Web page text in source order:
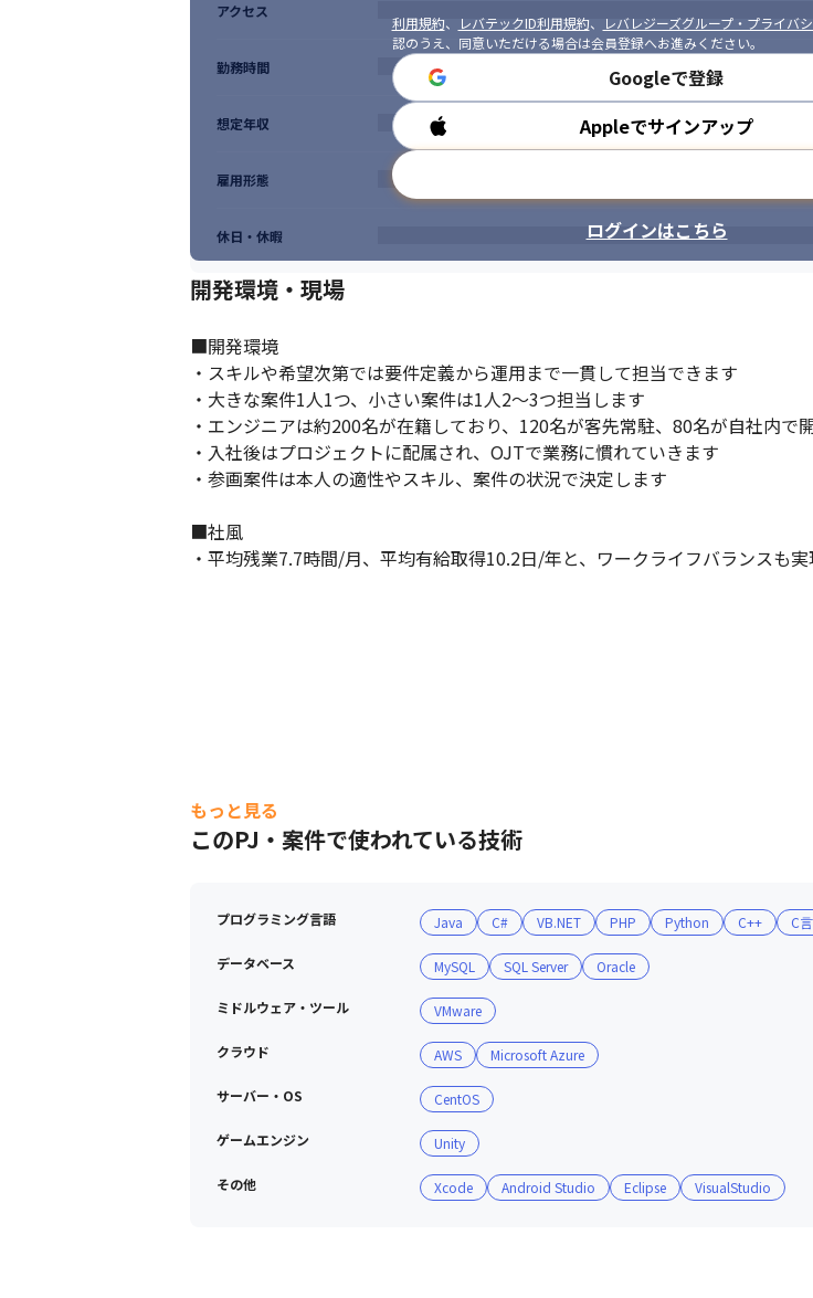
利用規約、 レバテックID利用規約、 レバレジーズグループ・プライバ
認のうえ、同意いただける場合は会員登録へお進みください。
Googleで登録
Appleでサインアップ
ログインはこちら
アクセス
勤務時間
想定年収
雇用形態
休日・休暇
開発環境・現場
■開発環境
・スキルや希望次第では要件定義から運用まで一貫して担当できます
・大きな案件1人1つ、小さい案件は1人2～3つ担当します
・エンジニアは約200名が在籍しており、120名が客先常駐、80名が自社内で
・入社後はプロジェクトに配属され、OJTで業務に慣れていきます
・参画案件は本人の適性やスキル、案件の状況で決定します
■社風
・平均残業7.7時間/月、平均有給取得10.2日/年と、ワークライフバランスも
未経験入社の社員も、入社後3年で3つの言語を使えるプログラマーに成長しま
もっと見る
このPJ・案件で使われている技術
プログラミング言語 Java C# VB.NET PHP Python C++ C
データベース MySQL SQL Server Oracle
ミドルウェア・ツール VMware
クラウド AWS Microsoft Azure
サーバー・OS CentOS
ゲームエンジン Unity
その他 Xcode Android Studio Eclipse VisualStudio